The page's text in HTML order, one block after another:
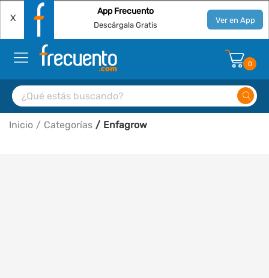
X
App Frecuento
Descárgala Gratis Ver en App
0
Inicio Categorías Enfagrow